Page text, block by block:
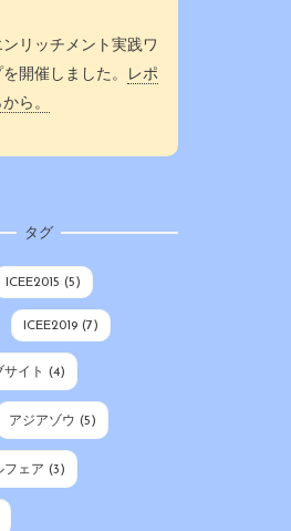
リッチメント実践ワ
開催しました。
レポ
ら。
タグ
ICEE2015 (5)
ICEE2019 (7)
イト (4)
アジアゾウ (5)
フェア (3)